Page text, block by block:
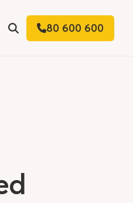
Søg
80 600 600